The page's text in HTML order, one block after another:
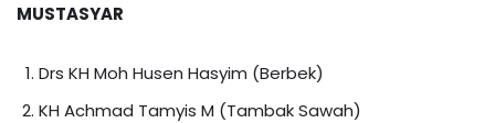
MUSTASYAR
Drs KH Moh Husen Hasyim (Berbek)
KH Achmad Tamyis M (Tambak Sawah)